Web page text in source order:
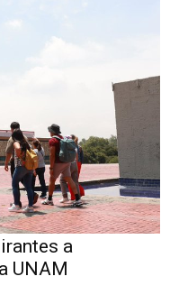
a
UNAM